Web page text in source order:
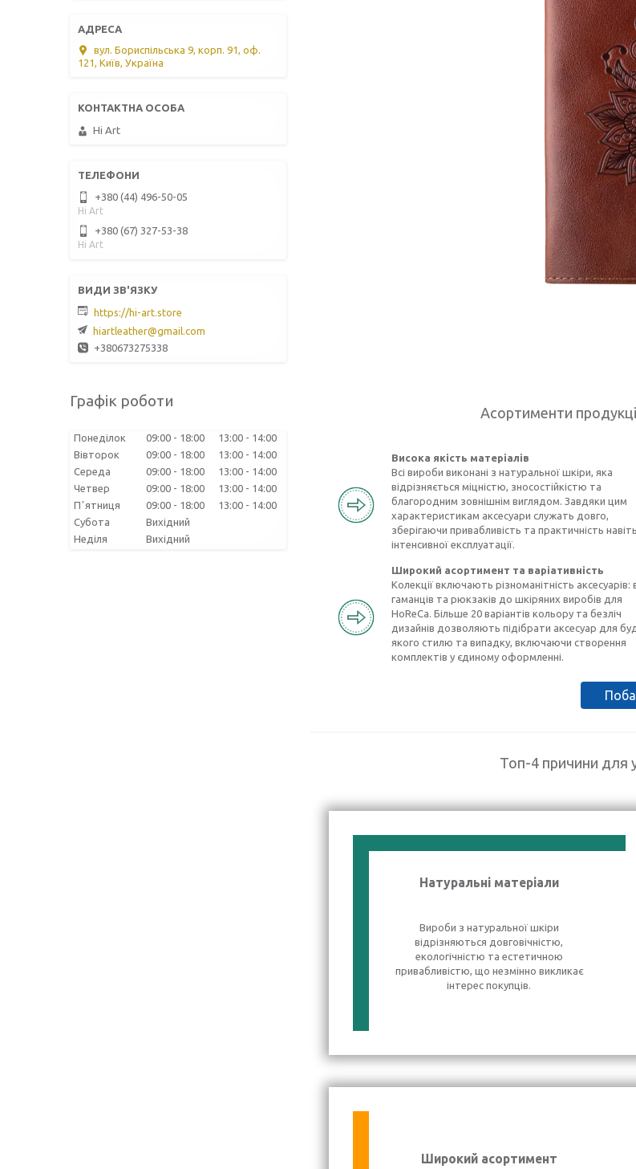
Асортименти
Висока якість матеріалів
Всі вироби виконані з натуральної шкіри, яка
відрізняється міцністю, зносостійкістю та
благородним зовнішнім виглядом. Завдяки цим
характеристикам аксесуари служать довго,
зберігаючи привабливість та практичність
інтенсивної експлуатації.
Широкий асортимент та варіативність
Колекції включають різноманітність аксесуарів:
гаманців та рюкзаків до шкіряних виробів для
HoReCa. Більше 20 варіантів кольору та безліч
дизайнів дозволяють підібрати аксесуар для
якого стилю та випадку, включаючи створення
комплектів у єдиному оформленні.
Топ-4 причини для
Натуральні матеріали
Вироби з натуральної шкіри
відрізняються довговічністю,
екологічністю та естетичною
привабливістю, що незмінно викликає
інтерес покупців.
Широкий асортимент
вул. Бориспільська 9, корп. 91, оф.
121, Київ, Україна
Hi Art
+380 (44) 496-50-05
Hi Art
+380 (67) 327-53-38
Hi Art
https://hi-art.store
hiartleather@gmail.com
+380673275338
Графік роботи
Понеділок 09:00 18:00 13:00
14:00
Вівторок
09:00 18:00 13:00
14:00
Середа
09:00 18:00 13:00
14:00
Четвер
09:00 18:00 13:00
14:00
Пʼятниця
09:00 18:00 13:00
14:00
Субота
Вихідний
Неділя
Вихідний